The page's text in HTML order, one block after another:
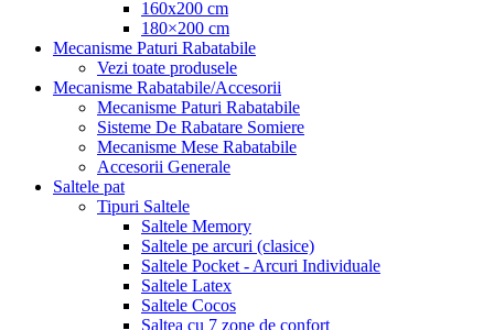
160x200 cm
180×200 cm
Mecanisme Paturi Rabatabile
Vezi toate produsele
Mecanisme Rabatabile/Accesorii
Mecanisme Paturi Rabatabile
Sisteme De Rabatare Somiere
Mecanisme Mese Rabatabile
Accesorii Generale
Saltele pat
Tipuri Saltele
Saltele Memory
Saltele pe arcuri (clasice)
Saltele Pocket - Arcuri Individuale
Saltele Latex
Saltele Cocos
Saltea cu 7 zone de confort